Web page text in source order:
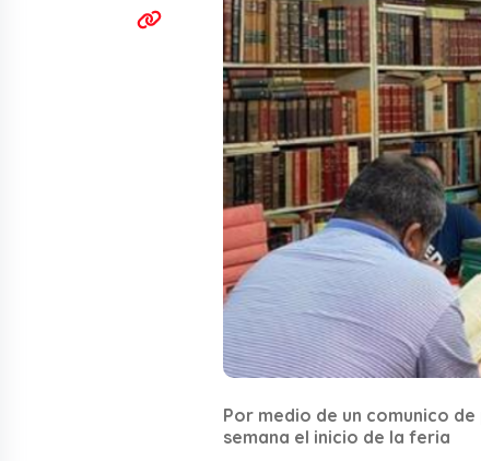
Por medio de un comunico
semana el inicio de la feria